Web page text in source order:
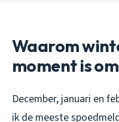
Waarom
moment is
December, januari en
ik de meeste